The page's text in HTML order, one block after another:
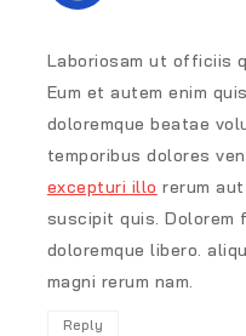
Laboriosam ut officiis
Eum et autem enim
doloremque beatae
temporibus dolores
excepturi illo rerum
suscipit quis. Dolorem
doloremque libero.
magni rerum nam.
Reply